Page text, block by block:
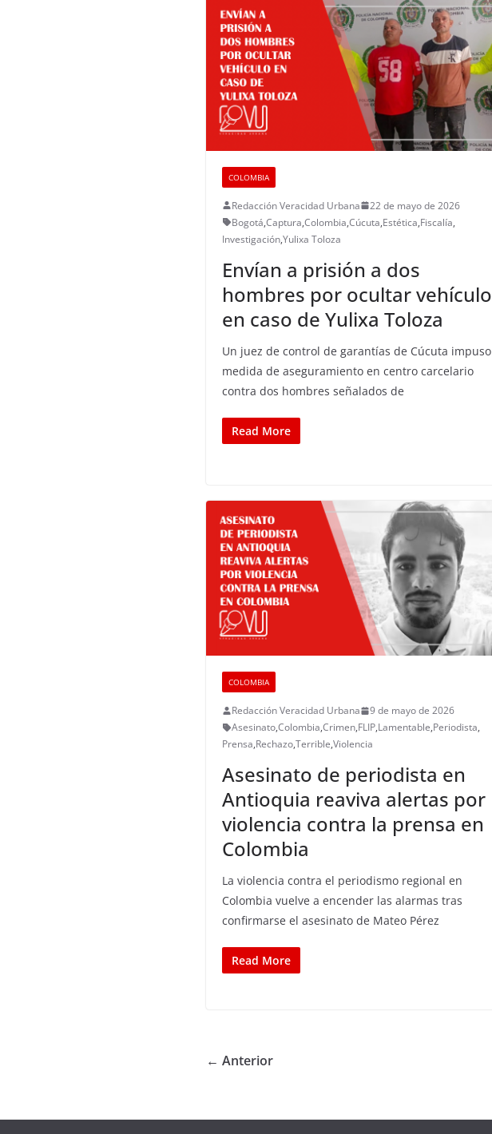
COLOMBIA
Redacción Veracidad Urbana
22 de mayo de 2026
Bogotá,Captura,Colombia,Cúcuta,Estética,Fiscalía,
Investigación,Yulixa Toloza
Envían a prisión a dos
hombres por ocultar vehículo
en caso de Yulixa Toloza
Un juez de control de garantías de Cúcuta impuso
medida de aseguramiento en centro carcelario
contra dos hombres señalados de
Read More
COLOMBIA
Redacción Veracidad Urbana
9 de mayo de 2026
Asesinato,Colombia,Crimen,FLIP,Lamentable,Periodista,
Prensa,Rechazo,Terrible,Violencia
Asesinato de periodista en
Antioquia reaviva alertas por
violencia contra la prensa en
Colombia
La violencia contra el periodismo regional en
Colombia vuelve a encender las alarmas tras
confirmarse el asesinato de Mateo Pérez
Read More
← Anterior